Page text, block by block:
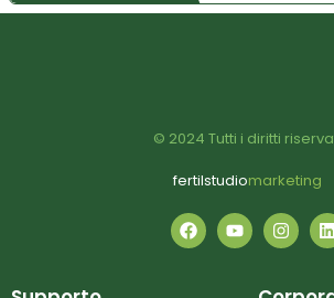
© 2024 Tutti i diritti
fertilstudiomarketing